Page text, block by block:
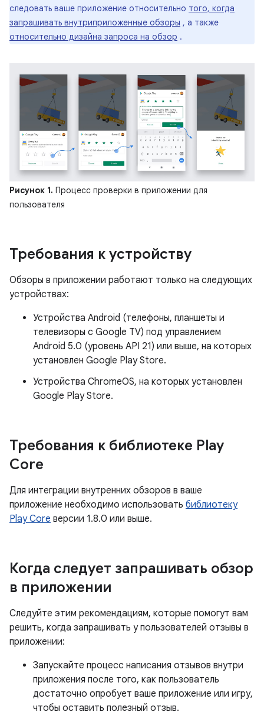
следовать ваше приложение относительно того, когда
запрашивать внутриприложенные обзоры , а также
относительно дизайна запроса на обзор .
Рисунок 1. Процесс проверки в приложении для
пользователя
Требования к устройству
Обзоры в приложении работают только на следующих
устройствах:
Устройства Android (телефоны, планшеты и
телевизоры с Google TV) под управлением
Android 5.0 (уровень API 21) или выше, на которых
установлен Google Play Store.
Устройства ChromeOS, на которых установлен
Google Play Store.
Требования к библиотеке Play
Core
Для интеграции внутренних обзоров в ваше
приложение необходимо использовать библиотеку
Play Core версии 1.8.0 или выше.
Когда следует запрашивать обзор
в приложении
Следуйте этим рекомендациям, которые помогут вам
решить, когда запрашивать у пользователей отзывы в
приложении:
Запускайте процесс написания отзывов внутри
приложения после того, как пользователь
достаточно опробует ваше приложение или игру,
чтобы оставить полезный отзыв.